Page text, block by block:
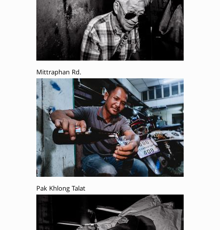
Mittraphan Rd.
Pak Khlong Talat